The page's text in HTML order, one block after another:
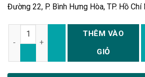
Đường 22, P. Bình Hưng Hòa, TP. Hồ Chí
Số lượng THÊM VÀO
GIỎ